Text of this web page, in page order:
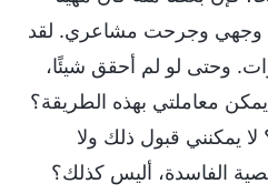
وجهي وجرحت مشاعري. لقد
وحتى لو لم أحقق شيئًا،
معاملتي بهذه الطريقة؟
يمكنني قبول ذلك ولا
الفاسدة، أليس كذلك؟